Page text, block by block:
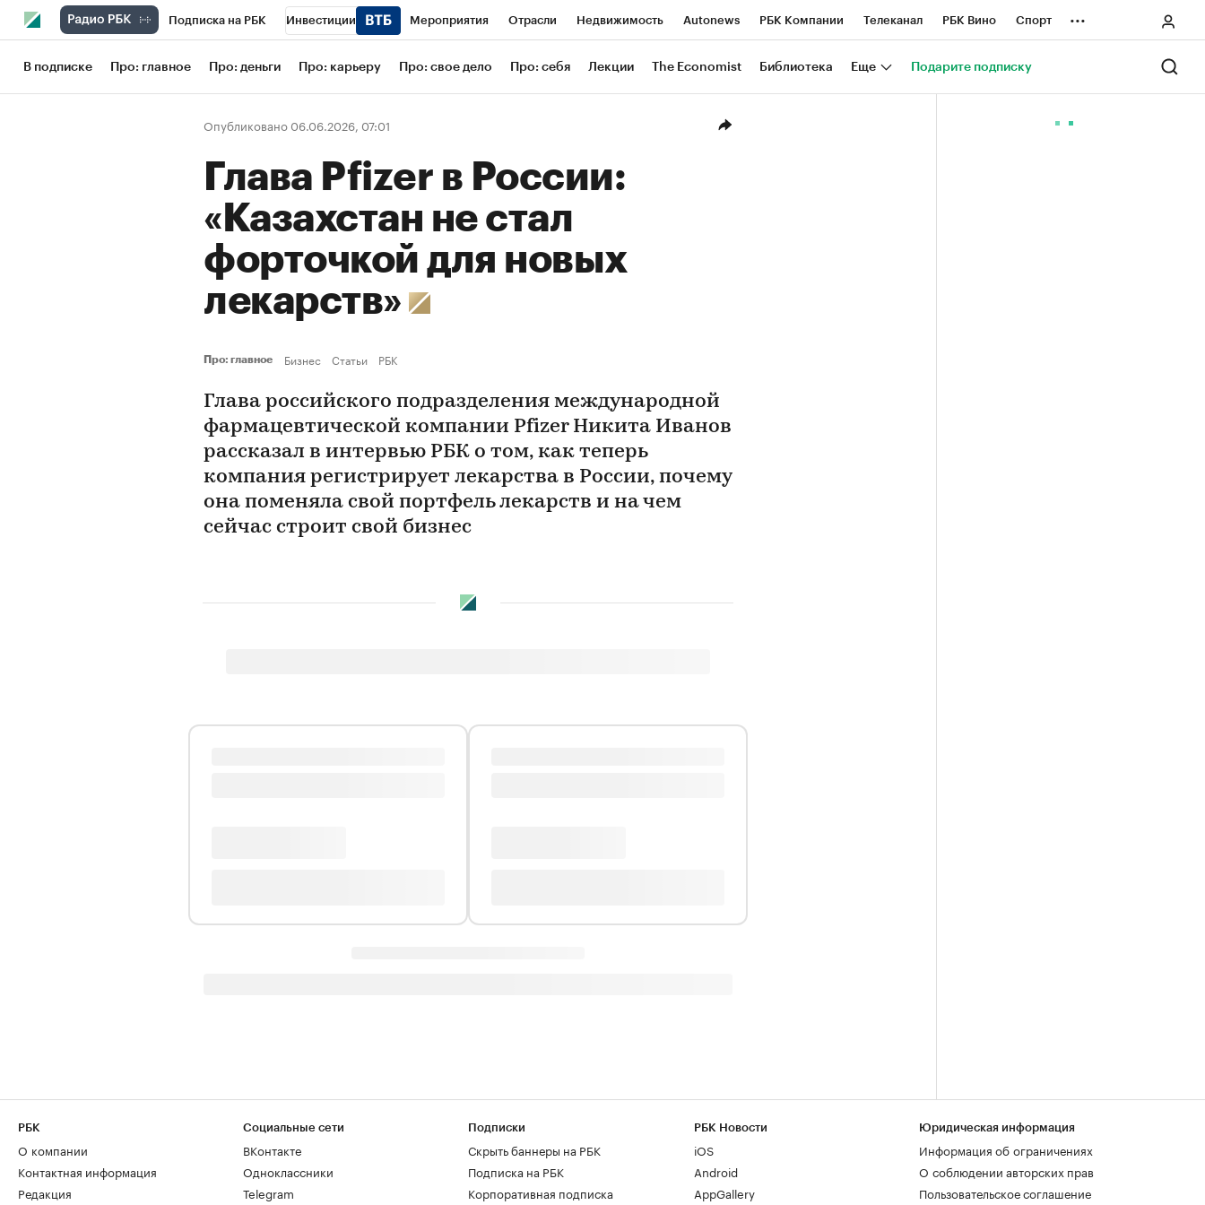
Подписка на РБК Инвестиции Мероприятия Отрасли Недвижимость Autonews РБК Компании Телеканал РБК Вино Спорт
Школа управления РБК РБК Образование РБК Life Тренды Визионеры Национальные проекты Город
Рынок наличной валюты
...
В подписке Про: главное Про: деньги Про: карьеру Про: свое дело Про: себя Лекции The Economist Библиотека Еще Подарите подписку
Опубликовано 06.06.2026, 07:01
Глава Pfizer в России:
«Казахстан не стал
форточкой для новых
лекарств»
Про: главное Бизнес Статьи РБК
Глава российского подразделения международной
фармацевтической компании Pfizer Никита Иванов
рассказал в интервью РБК о том, как теперь
компания регистрирует лекарства в России, почему
она поменяла свой портфель лекарств и на чем
сейчас строит свой бизнес
РБК
О компании
Контактная информация
Редакция
Социальные сети
ВКонтакте
Одноклассники
Telegram
Подписки
Скрыть баннеры на РБК
Подписка на РБК
Корпоративная подписка
РБК Новости
iOS
Android
AppGallery
Юридическая информация
Информация об ограничениях
О соблюдении авторских прав
Пользовательское соглашение